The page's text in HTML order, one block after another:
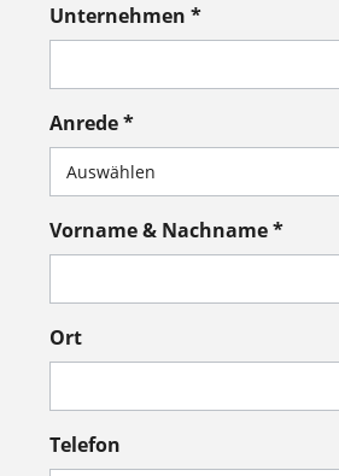
Unternehmen *
Anrede *
Vorname & Nachname *
Ort
Telefon